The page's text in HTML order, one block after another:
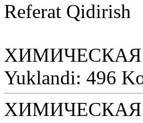
Referat Qidirish
Yuklandi: 496